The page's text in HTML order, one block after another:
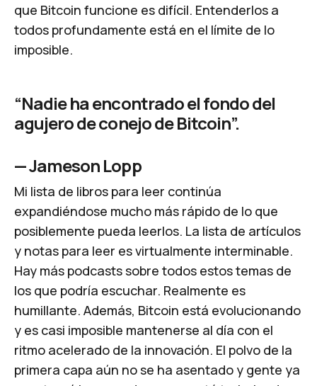
que Bitcoin funcione es difícil. Entenderlos a
todos profundamente está en el límite de lo
imposible.
“Nadie ha encontrado el fondo del
agujero de conejo de Bitcoin”.
—Jameson Lopp
Mi lista de libros para leer continúa
expandiéndose mucho más rápido de lo que
posiblemente pueda leerlos. La lista de artículos
y notas para leer es virtualmente interminable.
Hay más podcasts sobre todos estos temas de
los que podría escuchar. Realmente es
humillante. Además, Bitcoin está evolucionando
y es casi imposible mantenerse al día con el
ritmo acelerado de la innovación. El polvo de la
primera capa aún no se ha asentado y gente ya